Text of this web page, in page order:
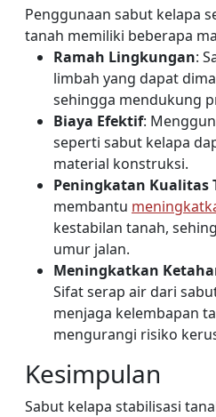
Penggunaan sabut kelapa
tanah memiliki beberapa
Ramah Lingkungan:
limbah yang dapat
sehingga mendukung
Biaya Efektif:
seperti sabut kelapa
material konstruksi.
Peningkatan Kualitas
membantu
kestabilan tanah,
umur jalan.
Meningkatkan
Sifat serap air dari
menjaga kelembapan
mengurangi risiko
Kesimpulan
Sabut kelapa stabilisasi